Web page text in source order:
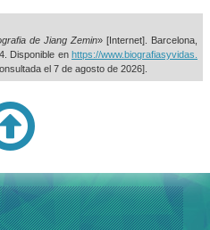
de Jiang Zemin» [Internet]. Barcelona,
Disponible en https://www.biografiasyvidas.
el 7 de agosto de 2026].